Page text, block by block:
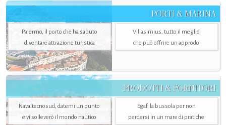
PORTI & MARINA
Palermo, il porto che ha saputo
diventare attrazione turistica
Villasimius, tutto il meglio
che può offrire un approdo
PRODOTTI & FORNITORI
Navaltecnosud, datemi un punto
e vi solleverò il mondo nautico
Egaf, la bussola per non
perdersi in un mare di pratiche